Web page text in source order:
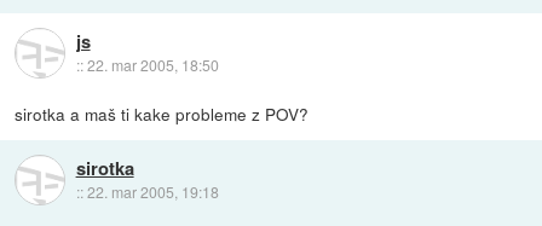
js
::22. mar 2005, 18:50
sirotka a maš ti kake probleme z POV?
sirotka
::22. mar 2005, 19:18